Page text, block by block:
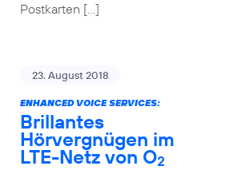
Postkarten […]
23. August 2018
ENHANCED VOICE SERVICES:
Brillantes
Hörvergnügen im
LTE-Netz von O2